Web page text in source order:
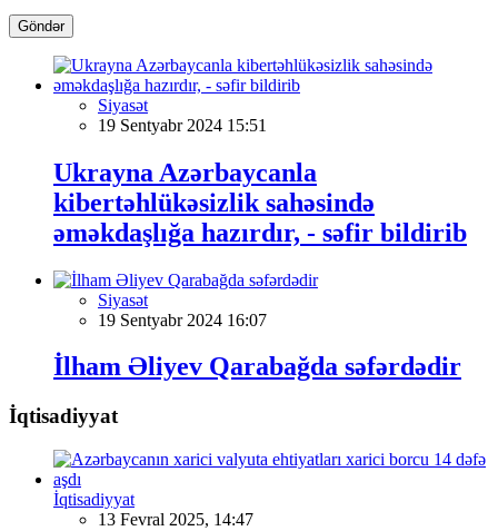
Göndər
Siyasət
19 Sentyabr 2024 15:51
Ukrayna Azərbaycanla
kibertəhlükəsizlik sahəsində
əməkdaşlığa hazırdır, - səfir bildirib
Siyasət
19 Sentyabr 2024 16:07
İlham Əliyev Qarabağda səfərdədir
İqtisadiyyat
İqtisadiyyat
13 Fevral 2025, 14:47